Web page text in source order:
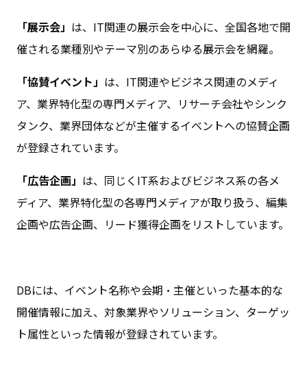
「展示会」 は、IT関連の展示会を中心に、全国各地で開
催される業種別やテーマ別のあらゆる展示会を網羅。
「協賛イベント」 は、IT関連やビジネス関連のメディ
ア、業界特化型の専門メディア、リサーチ会社やシンク
タンク、業界団体などが主催するイベントへの協賛企画
が登録されています。
「広告企画」 は、同じくIT系およびビジネス系の各メ
ディア、業界特化型の各専門メディアが取り扱う、編集
企画や広告企画、リード獲得企画をリストしています。
DBには、イベント名称や会期・主催といった基本的な
開催情報に加え、対象業界やソリューション、ターゲッ
ト属性といった情報が登録されています。